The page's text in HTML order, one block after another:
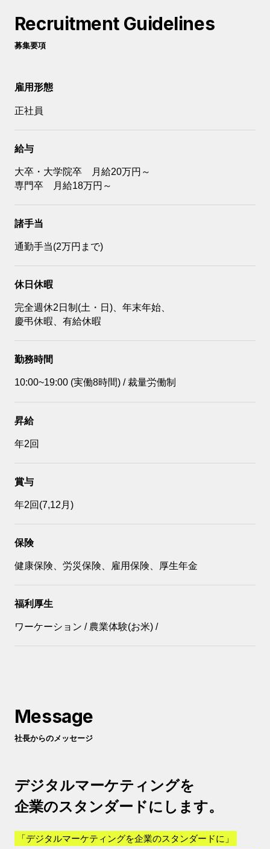
Recruitment Guidelines
募集要項
雇用形態
正社員
給与
大卒・大学院卒 月給20万円～
専門卒 月給18万円～
諸手当
通勤手当(2万円まで)
休日休暇
完全週休2日制(土・日)、年末年始、
慶弔休暇、有給休暇
勤務時間
10:00~19:00 (実働8時間) / 裁量労働制
昇給
年2回
賞与
年2回(7,12月)
保険
健康保険、労災保険、雇用保険、厚生年金
福利厚生
ワーケーション / 農業体験(お米) /
Message
社長からのメッセージ
デジタルマーケティングを
企業のスタンダードにします。
「デジタルマーケティングを企業のスタンダードに」